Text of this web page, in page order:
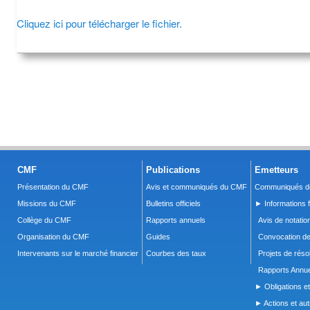
Cliquez ici pour télécharger le fichier.
CMF
Présentation du CMF
Missions du CMF
Collège du CMF
Organisation du CMF
Intervenants sur le marché financier
Publications
Avis et communiqués du CMF
Bulletins officiels
Rapports annuels
Guides
Courbes des taux
Emetteurs
Communiqués
► Informations
Avis de
Convocation
Projets de
Rapports
► Obligations
► Actions et